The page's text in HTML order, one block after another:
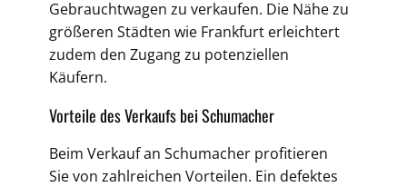
Gebrauchtwagen zu verkaufen. Die Nähe zu
größeren Städten wie Frankfurt erleichtert
zudem den Zugang zu potenziellen
Käufern.
Vorteile des Verkaufs bei Schumacher
Beim Verkauf an Schumacher profitieren
Sie von zahlreichen Vorteilen. Ein defektes